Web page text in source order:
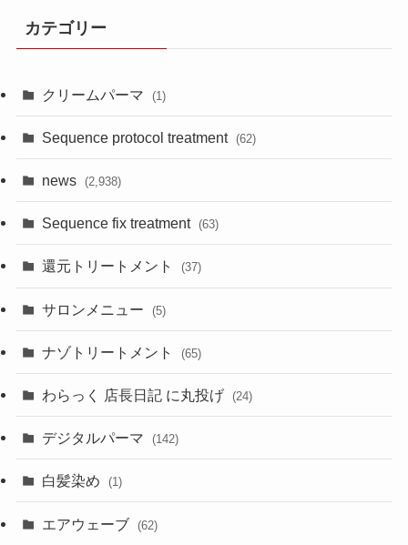
カテゴリー
クリームパーマ (1)
Sequence protocol treatment (62)
news (2,938)
Sequence fix treatment (63)
還元トリートメント (37)
サロンメニュー (5)
ナゾトリートメント (65)
わらっく 店長日記 に丸投げ (24)
デジタルパーマ (142)
白髪染め (1)
エアウェーブ (62)